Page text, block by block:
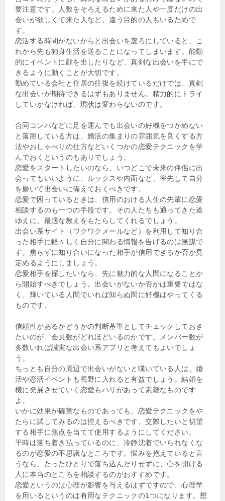
要注意です。人数をそろえるために来た人や一度だけの出
会いが欲しくて来た人など、違う目的の人もいるためで
す。
恋活する時間がないからと出会いを蔑ろにしていると、こ
れから先も独身生活を送ることになってしまいます。能動
的にイベントに顔を出したりなど、真剣な出会いを手にで
きるように動くことが大切です。
勤めている会社と住居の往復を続けているだけでは、真剣
な出会いが期待できるはずもありません。精力的にトライ
していかなければ、現状は変わらないのです。
合同コンパなどに足を運んでも出会いの好機をつかめない
と落胆している方は、婚活の集まりの雰囲気を良くする方
法やおしゃべりの仕方などいくつかの恋愛テクニックを学
んでおくというのもありでしょう。
恋愛をスタートしたいのなら、いつどこで未来の伴侶に出
会ってもいいように、ルックスや内面など、率先して自分
を磨いて出会いに備えておくべきです。
恋愛で困っているときは、信用のおける人生の先輩に恋愛
相談するのも一つの手段です。その人たちも通ってきた道
ゆえに、最適な教えをもたらしてくれるでしょう。
出会い系サイト（ワクワクメールなど）を利用して知り合
った相手に軽々しく自分に関わる情報を告げるのは無謀で
す。焦らずに知り合いになった相手が信用できるか否か見
定めるようにしましょう。
恋愛相手を探したいなら、先に魅力的な人間になることか
ら開始すべきでしょう。出会いがないか否かは重要ではな
く、輝いている人間でいれば知らぬ間に好機はやってくる
ものです。
信頼性があるかどうかの判断基準としてチェックしておき
たいのが、会員数がどれほどいるのかです。メンバー数が
多数いれば誠実な出会い系アプリと考えてもよいでしょ
う。
ちっとも自分の周辺で出会いがないと嘆いている人は、婚
活や恋活イベントも視野に入れると有益でしょう。結婚を
機に発展させていく恋愛もハリがあって素敵なものです
よ。
いかに効果が確実なものであっても、恋愛テクニックをや
たらに試してみるのは控えるべきです。交際したいと切望
する相手に焦点を当てて使用するようにしてください。
平時は落ち着き払っているのに、冷静沈着でいられなくな
るのが恋愛の不思議なところです。悩みを抱えていると言
うなら、たったひとりで落ち込んだりせずに、心を開ける
人に本当のところを相談するのがおすすめです。
恋愛というのは心理が影響を与えるはずですので、心理学
を用いるというのは有用なテクニックの1つになります。想